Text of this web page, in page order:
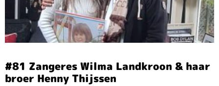
#81 Zangeres Wilma Landkroon & haar
broer Henny Thijssen